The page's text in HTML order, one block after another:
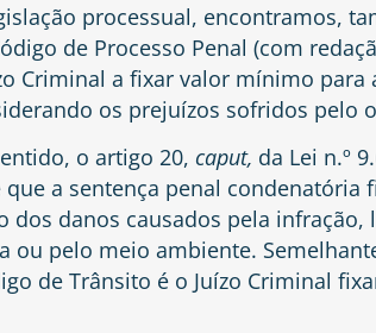
processual, encontramos,
de Processo Penal (com
Criminal a fixar valor mínimo para
os prejuízos sofridos pelo
o artigo 20, caput, da Lei n.º
a sentença penal condenatória
dos danos causados pela
ou pelo meio ambiente.
de Trânsito é o Juízo Criminal